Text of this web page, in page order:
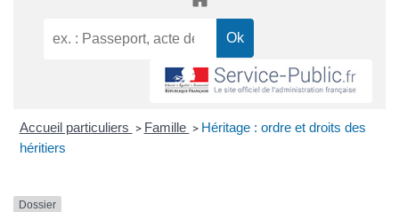
Accueil particuliers > Famille > Héritage : ordre et droits des
héritiers
Dossier